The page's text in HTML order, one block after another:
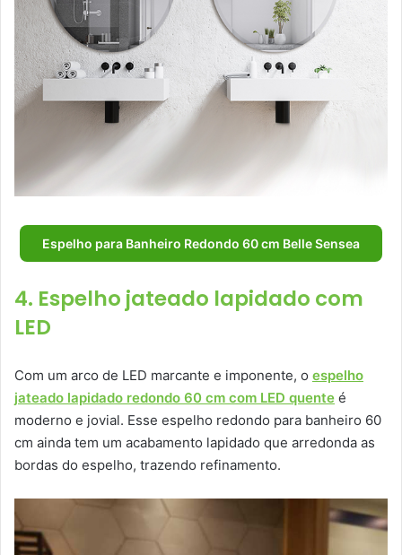
Espelho para Banheiro Redondo 60 cm Belle Sensea
4. Espelho jateado lapidado com
LED
Com um arco de LED marcante e imponente, o espelho
jateado lapidado redondo 60 cm com LED quente é
moderno e jovial. Esse espelho redondo para banheiro 60
cm ainda tem um acabamento lapidado que arredonda as
bordas do espelho, trazendo refinamento.